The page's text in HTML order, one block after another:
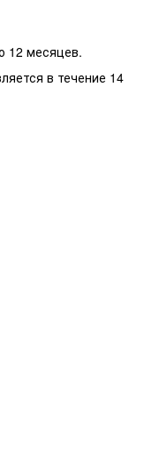
12 месяцев.
в течение 14